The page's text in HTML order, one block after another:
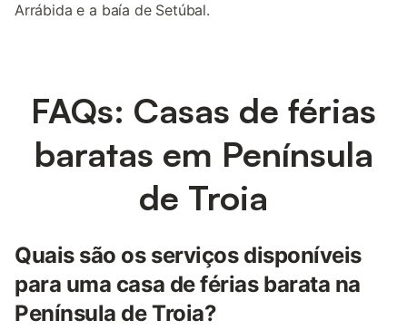
Arrábida e a baía de Setúbal.
FAQs: Casas de férias
baratas em Península
de Troia
Quais são os serviços disponíveis
para uma casa de férias barata na
Península de Troia?